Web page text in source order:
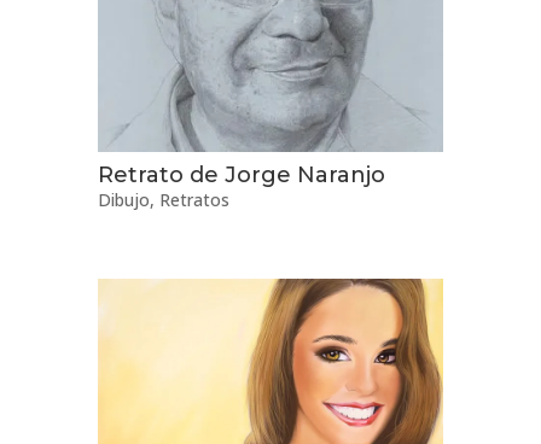
Retrato de Jorge Naranjo
Dibujo, Retratos